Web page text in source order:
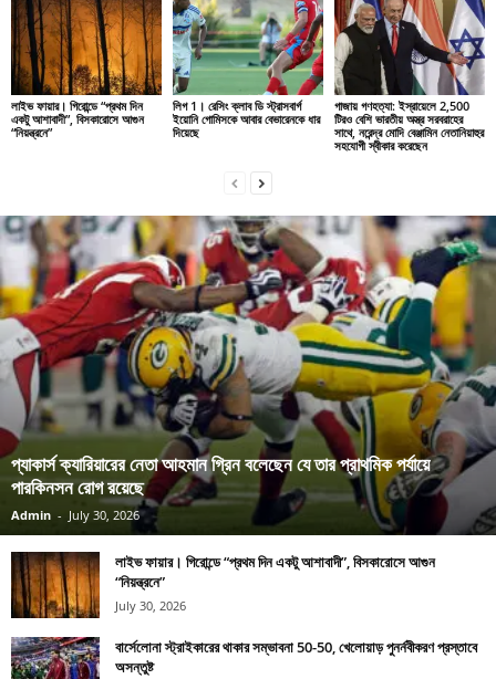
লাইভ ফায়ার। গিরোন্ডে “প্রথম দিন
একটু আশাবাদী”, বিসকারোসে আগুন
“নিয়ন্ত্রনে”
লিগ 1। রেসিং ক্লাব ডি স্ট্রাসবার্গ
ইয়োনি গোমিসকে আবার বেভারেনকে ধার
দিয়েছে
গাজায় গণহত্যা: ইস্রায়েলে 2,500
টিরও বেশি ভারতীয় অস্ত্র সরবরাহের
সাথে, নরেন্দ্র মোদি বেঞ্জামিন নেতানিয়াহুর
সহযোগী স্বীকার করেছেন
প্যাকার্স ক্যারিয়ারের নেতা আহমান গ্রিন বলেছেন যে তার প্রাথমিক পর্যায়ে
পারকিনসন রোগ রয়েছে
Admin - July 30, 2026
লাইভ ফায়ার। গিরোন্ডে “প্রথম দিন একটু আশাবাদী”, বিসকারোসে আগুন
“নিয়ন্ত্রনে”
July 30, 2026
বার্সেলোনা স্ট্রাইকারের থাকার সম্ভাবনা 50-50, খেলোয়াড় পুনর্নবীকরণ প্রস্তাবে
অসন্তুষ্ট